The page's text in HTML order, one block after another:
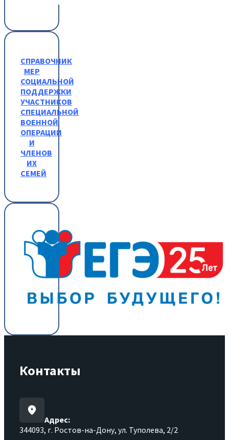
СПРАВОЧНИК
МЕР
СОЦИАЛЬНОЙ
ПОДДЕРЖКИ
УЧАСТНИКОВ
СПЕЦИАЛЬНОЙ
ВОЕННОЙ
ОПЕРАЦИИ
И
ЧЛЕНОВ
ИХ
СЕМЕЙ
Контакты
Адрес:
344093, г. Ростов-на-Дону, ул. Туполева, 2/2